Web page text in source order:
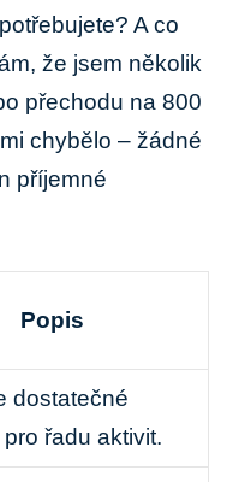
A co
‌že jsem několik
přechodu na 800
chybělo – ‍žádné
příjemné
Popis
⁢dostatečné
řadu ‌aktivit.